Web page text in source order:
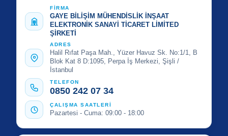
FİRMA
GAYE BİLİŞİM MÜHENDİSLİK İNŞAAT
ELEKTRONİK SANAYİ TİCARET LİMİTED
ŞİRKETİ
ADRES
Halil Rıfat Paşa Mah., Yüzer Havuz Sk. No:1/1, B
Blok Kat 8 D:1095, Perpa İş Merkezi, Şişli /
İstanbul
TELEFON
0850 242 07 34
ÇALIŞMA SAATLERİ
Pazartesi - Cuma: 09:00 - 18:00